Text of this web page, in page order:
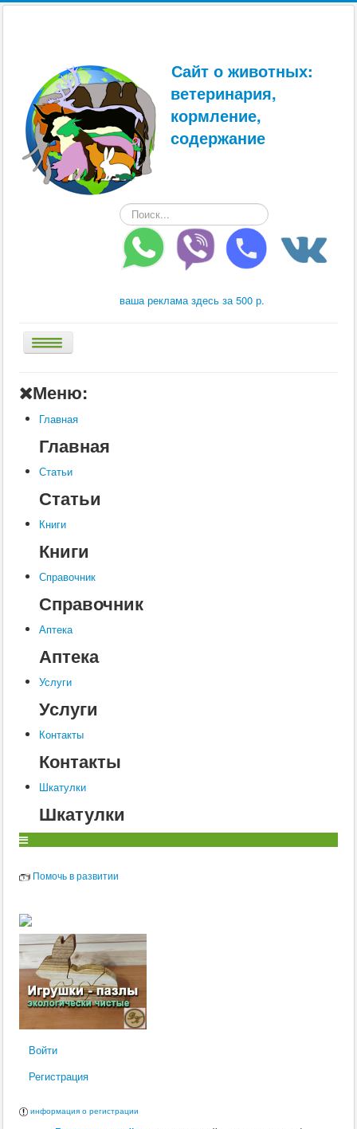
Сайт о животных:
ветеринария,
кормление,
содержание
Искать...
ваша реклама здесь за 500 р.
Книги
Услуги
Контакты
Шкатулки
Меню:
Главная
Главная
Статьи
Статьи
Книги
Книги
Справочник
Справочник
Аптека
Аптека
Услуги
Услуги
Контакты
Контакты
Шкатулки
Шкатулки
Помочь в развитии
Войти
Регистрация
информация о регистрации